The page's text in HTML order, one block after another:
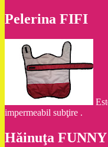
Pelerina FIFI
impermeabil subţire .
Hăinuţa FUNNY